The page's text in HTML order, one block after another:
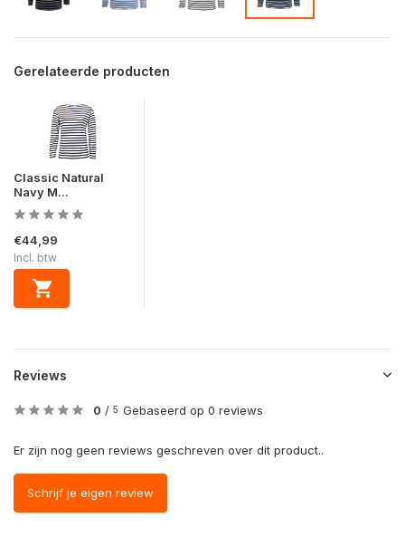
Gerelateerde producten
Classic Natural
Navy M...
€44,99
Incl. btw
Reviews
0 / 5 Gebaseerd op 0 reviews
Er zijn nog geen reviews geschreven over dit product..
Schrijf je eigen review